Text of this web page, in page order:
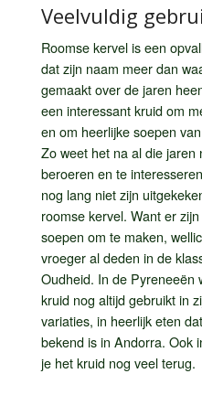
Veelvuldig
Roomse kervel is een
dat zijn naam meer dan
gemaakt over de jaren
een interessant kruid om
en om heerlijke soepen
Zo weet het na al die jaren
beroeren en te
nog lang niet zijn
roomse kervel. Want er
soepen om te maken,
vroeger al deden in de
Oudheid. In de Pyreneeën
kruid nog altijd gebruikt in
variaties, in heerlijk eten
bekend is in Andorra. Ook
je het kruid nog veel terug.